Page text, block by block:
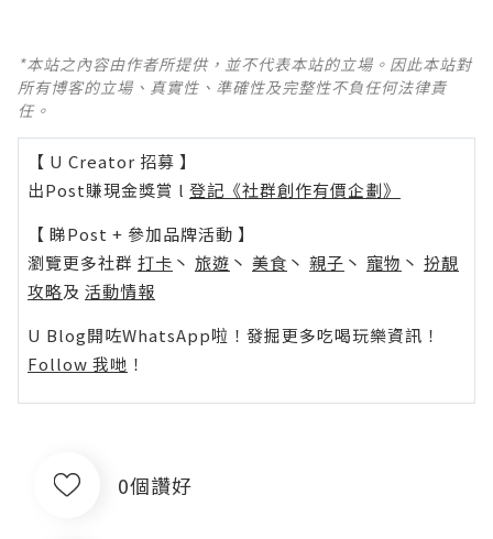
*本站之內容由作者所提供，並不代表本站的立場。因此本站對
所有博客的立場、真實性、準確性及完整性不負任何法律責
任。
【 U Creator 招募 】
出Post賺現金獎賞 l 登記《社群創作有價企劃》
【 睇Post + 參加品牌活動 】
瀏覽更多社群 打卡 丶 旅遊 丶 美食 丶 親子 丶 寵物 丶 扮靚
攻略及 活動情報
U Blog開咗WhatsApp啦！發掘更多吃喝玩樂資訊！
Follow 我哋 ！
0個讚好